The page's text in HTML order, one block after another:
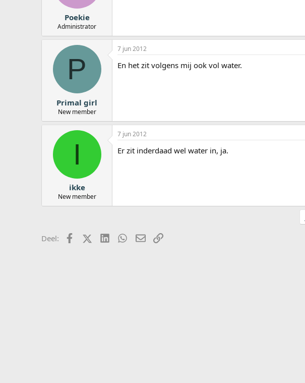
Poekie
Administrator
P
Primal girl
New member
7 jun 2012
En het zit volgens mij ook vol water.
I
ikke
New member
7 jun 2012
Er zit inderdaad wel water in, ja.
Deel: FacebookX (Twitter)LinkedInWhatsApp
E-mailkoppeling